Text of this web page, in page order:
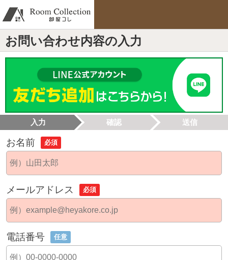
お問い合わせ内容の入力
入力 確認 送信
お名前 必須
メールアドレス 必須
電話番号 任意